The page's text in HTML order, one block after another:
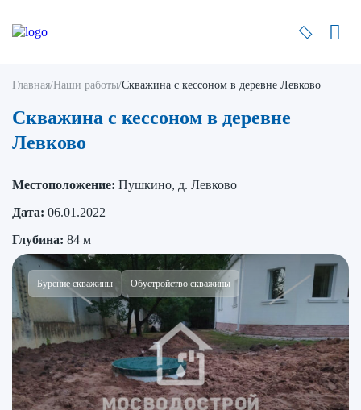
Главная/Наши работы/Скважина с кессоном в деревне Левково
Скважина с кессоном в деревне
Левково
Местоположение: Пушкино, д. Левково
Дата: 06.01.2022
Глубина: 84 м
Бурение скважины Обустройство скважины